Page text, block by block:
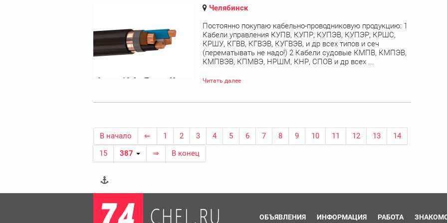
Челябинск
Постоянно покупаю кабельно-проводниковую продукцию: 1
Кабели управления КУПВ, КУПР, КУПЭВ, КУПЭР, КРШС,
КРШУ, КГВВ, КГВЭВ, КУГВЭВ, и др всех типов и сеч
(перематывать не надо!) 2 Кабели судовые КМПВ, КМПЭВ,
КМПВЭВ, КПМВЭ, НРШМ, КНР, СПОВ и др всех ...
Читать далее
В начало ⇐ 1 2 3 4 5 6 7 8 9 10 11 12 13
14
15
387 ⇒ В конец
ОБЪЯВЛЕНИЯ ИНФОРМАЦИЯ РАБОТА